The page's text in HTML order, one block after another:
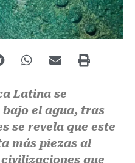
Latina se
el agua, tras
se revela que este
más piezas al
que